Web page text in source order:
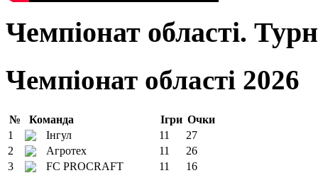
Чемпіонат області.
Чемпіонат області 2026
№ Команда Ігри Очки
1
Інгул 11
27
2
Агротех 11
26
3
FC PROCRAFT 11
16